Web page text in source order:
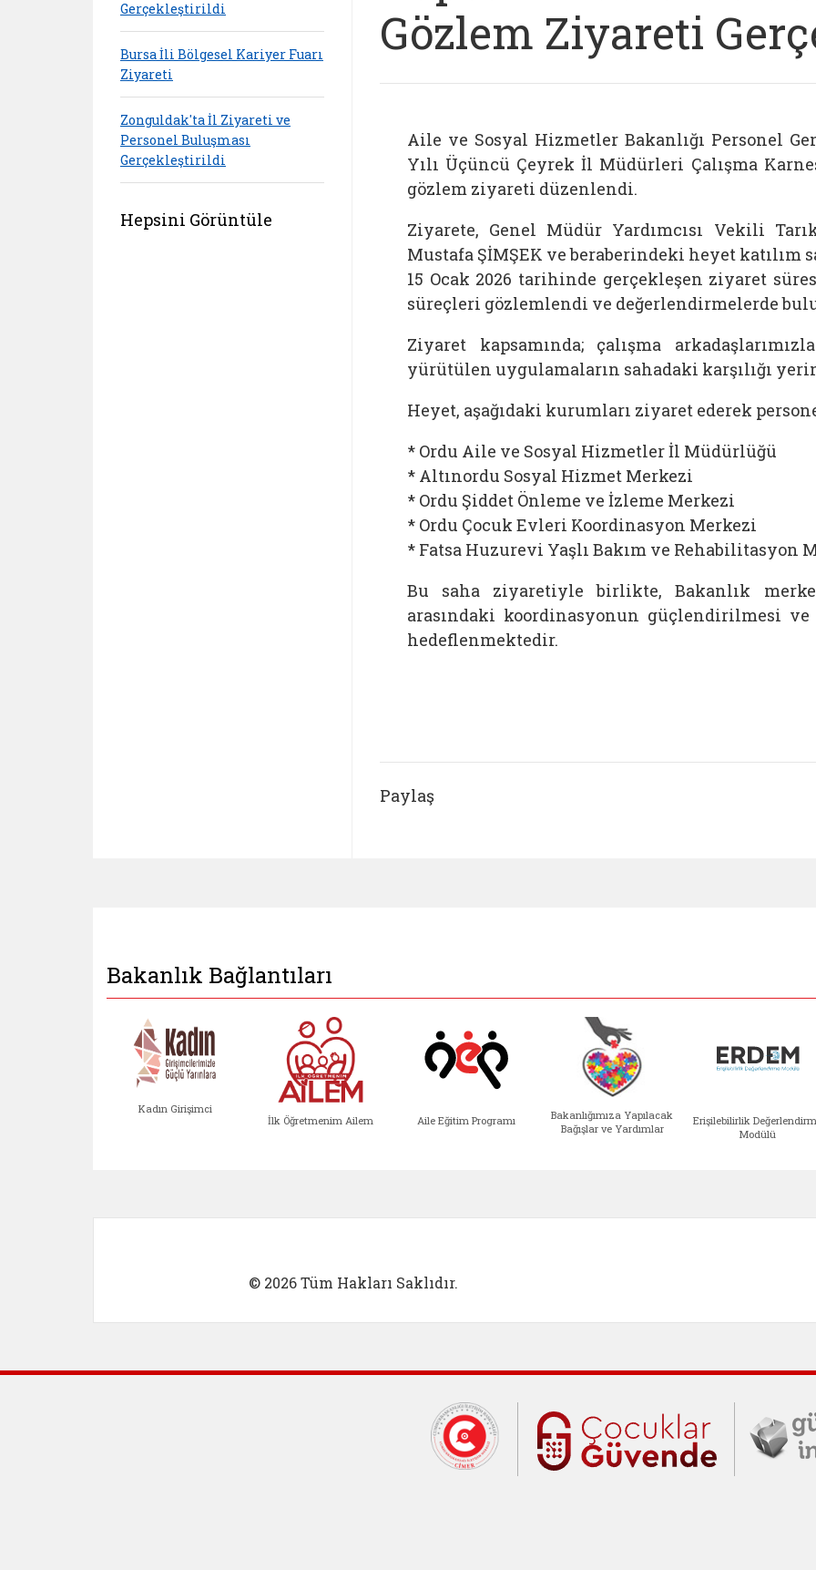
Gözlem Ziyareti
Aile ve Sosyal Hizmetler Bakanlığı Personel
Yılı Üçüncü Çeyrek İl Müdürleri Çalışma
gözlem ziyareti düzenlendi.
Ziyarete, Genel Müdür Yardımcısı Vekili
Mustafa ŞİMŞEK ve beraberindeki heyet katılım
15 Ocak 2026 tarihinde gerçekleşen ziyaret
süreçleri gözlemlendi ve değerlendirmelerde
Ziyaret kapsamında; çalışma
yürütülen uygulamaların sahadaki karşılığı
Heyet, aşağıdaki kurumları ziyaret ederek
* Ordu Aile ve Sosyal Hizmetler İl Müdürlüğü
* Altınordu Sosyal Hizmet Merkezi
* Ordu Şiddet Önleme ve İzleme Merkezi
* Ordu Çocuk Evleri Koordinasyon Merkezi
* Fatsa Huzurevi Yaşlı Bakım ve Rehabilitasyon
Bu saha ziyaretiyle birlikte, Bakanlık
arasındaki koordinasyonun güçlendirilmesi
hedeflenmektedir.
Paylaş
Gerçekleştirildi
Bursa İli Bölgesel Kariyer Fuarı
Ziyareti
Zonguldak'ta İl Ziyareti ve
Personel Buluşması
Gerçekleştirildi
Hepsini Görüntüle
Bakanlık Bağlantıları
Kadın Girişimci
İlk Öğretmenim Ailem Aile Eğitim Programı
Bakanlığımıza Yapılacak
Bağışlar ve Yardımlar
Erişilebilirlik
Modülü
© 2026 Tüm Hakları Saklıdır.
Cumhurbaşkanlığı İletişim Merkezi
Çocuklar